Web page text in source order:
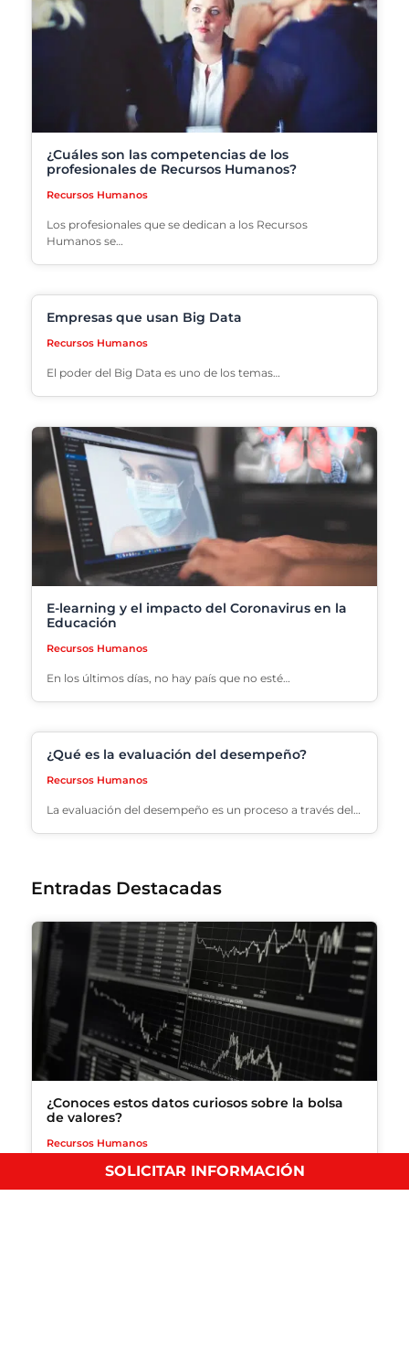
¿Cuáles son las competencias de los
profesionales de Recursos Humanos?
Recursos Humanos
Los profesionales que se dedican a los Recursos
Humanos se…
Empresas que usan Big Data
Recursos Humanos
El poder del Big Data es uno de los temas…
E-learning y el impacto del Coronavirus en la
Educación
Recursos Humanos
En los últimos días, no hay país que no esté…
¿Qué es la evaluación del desempeño?
Recursos Humanos
La evaluación del desempeño es un proceso a través del…
Entradas Destacadas
¿Conoces estos datos curiosos sobre la bolsa
de valores?
Recursos Humanos
En este post vamos a explorar algunos datos curiosos
de…
SOLICITAR INFORMACIÓN